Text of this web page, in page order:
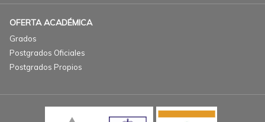
OFERTA ACADÉMICA
Grados
Postgrados Oficiales
Postgrados Propios